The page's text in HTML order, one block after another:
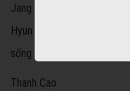
Jang Dong Gun Hyun Bin
Hyun Bin và Jang Dong
sống -
Thanh Cao